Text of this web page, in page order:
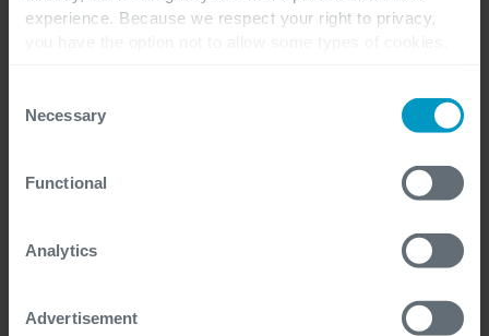
experience. Because we respect your right to privacy,
you disable certain cookies, you should be aware that
certain website or application elements may be impacted
services we are able to offer.
Selection
Necessary
Functional
Analytics
Advertisement
modalità di cui all'informativa stessa.
commerciali correlate all'oggetto della mia
richiesta salvo opposizione che potrà
in calce alle comunicazioni inviate.